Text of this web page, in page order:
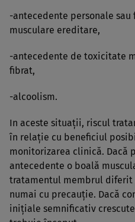
-antecedente personale
musculare ereditare,
-antecedente de toxicitate
fibrat,
-alcoolism.
In aceste situaţii, riscul
în relaţie cu beneficiul
monitorizarea clinică. Dacă
antecedente o boală
tratamentul membrul
numai cu precauţie. Dacă
iniţiale semnificativ